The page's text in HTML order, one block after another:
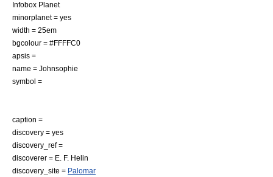
Infobox Planet
minorplanet = yes
width = 25em
bgcolour = #FFFFC0
apsis =
name = Johnsophie
symbol =
caption =
discovery = yes
discovery_ref =
discoverer = E. F. Helin
discovery_site = Palomar